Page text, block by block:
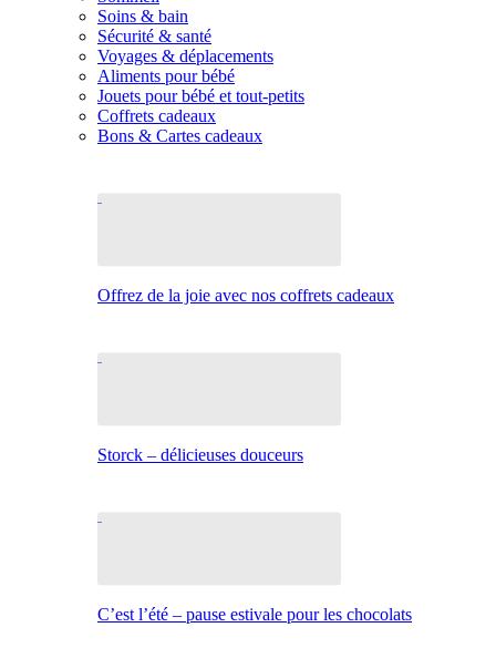
Soins & bain
Sécurité & santé
Voyages & déplacements
Aliments pour bébé
Jouets pour bébé et tout-petits
Coffrets cadeaux
Bons & Cartes cadeaux
Offrez de la joie avec nos coffrets cadeaux
Storck – délicieuses douceurs
C’est l’été – pause estivale pour les chocolats